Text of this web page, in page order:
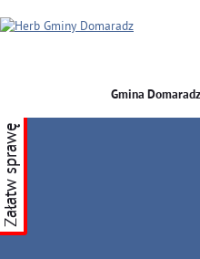
GMINA DOMARADZ
Gmina Domaradz
Załatw sprawę